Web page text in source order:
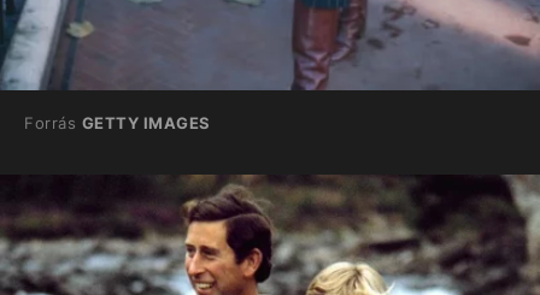
Forrás GETTY IMAGES